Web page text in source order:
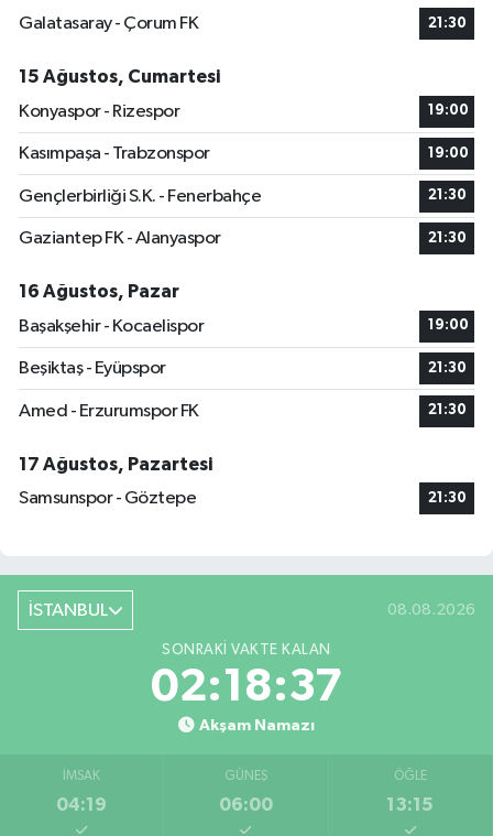
Galatasaray - Çorum FK
21:30
15 Ağustos, Cumartesi
Konyaspor - Rizespor
19:00
Kasımpaşa - Trabzonspor 19:00
Gençlerbirliği S.K. - Fenerbahçe 21:30
Gaziantep FK - Alanyaspor 21:30
16 Ağustos, Pazar
Başakşehir - Kocaelispor
19:00
Beşiktaş - Eyüpspor 21:30
Amed - Erzurumspor FK 21:30
17 Ağustos, Pazartesi
Samsunspor - Göztepe
21:30
İSTANBUL 08.08.2026
SONRAKI VAKTE KALAN
02:18:36
Akşam Namazı
İMSAK
04:19
GÜNEŞ
06:00
ÖĞLE
13:15